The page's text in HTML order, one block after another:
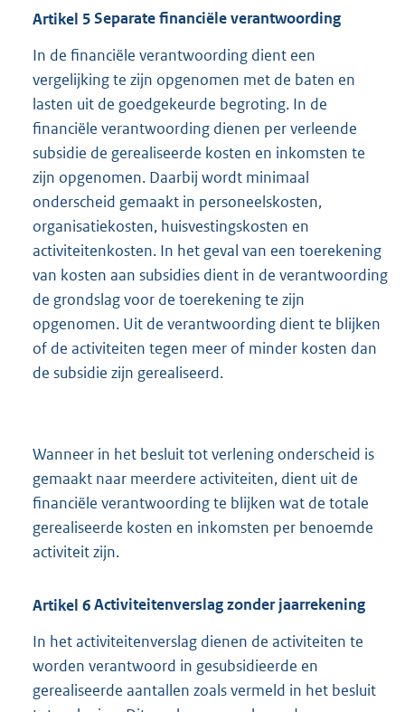
Artikel 5Separate financiële verantwoording
In de financiële verantwoording dient een
vergelijking te zijn opgenomen met de baten en
lasten uit de goedgekeurde begroting. In de
financiële verantwoording dienen per verleende
subsidie de gerealiseerde kosten en inkomsten te
zijn opgenomen. Daarbij wordt minimaal
onderscheid gemaakt in personeelskosten,
organisatiekosten, huisvestingskosten en
activiteitenkosten. In het geval van een toerekening
van kosten aan subsidies dient in de verantwoording
de grondslag voor de toerekening te zijn
opgenomen. Uit de verantwoording dient te blijken
of de activiteiten tegen meer of minder kosten dan
de subsidie zijn gerealiseerd.
Wanneer in het besluit tot verlening onderscheid is
gemaakt naar meerdere activiteiten, dient uit de
financiële verantwoording te blijken wat de totale
gerealiseerde kosten en inkomsten per benoemde
activiteit zijn.
Artikel 6Activiteitenverslag zonder jaarrekening
In het activiteitenverslag dienen de activiteiten te
worden verantwoord in gesubsidieerde en
gerealiseerde aantallen zoals vermeld in het besluit